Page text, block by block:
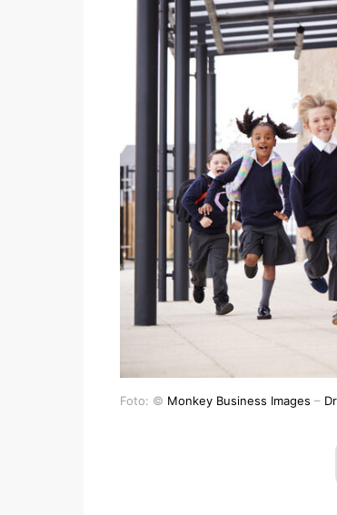
Foto: © Monkey Business Images –